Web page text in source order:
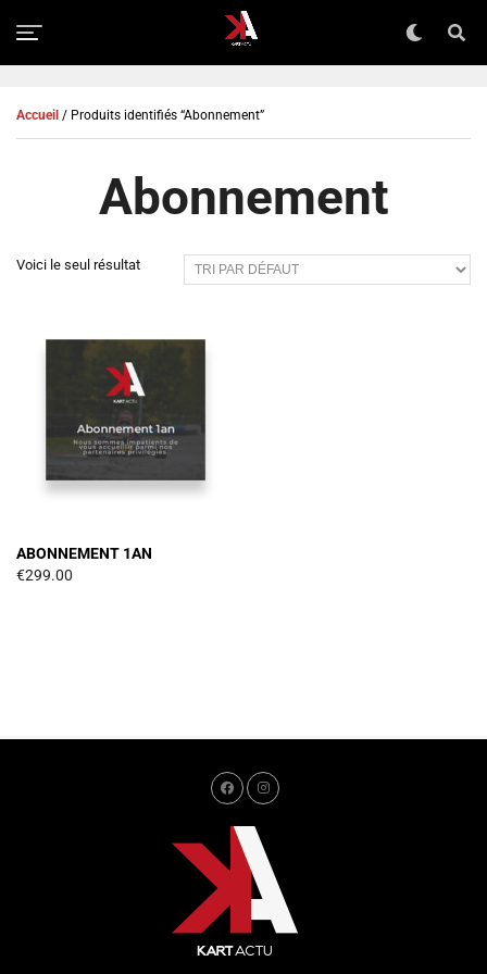
Accueil / Produits identifiés “Abonnement”
Abonnement
Voici le seul résultat
ABONNEMENT 1AN
€299.00